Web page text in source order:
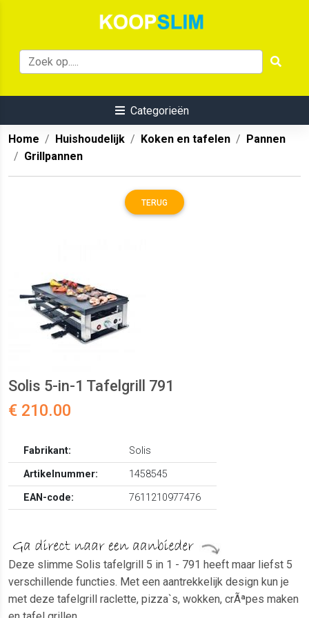
Categorieën
Home Huishoudelijk Koken en tafelen
Pannen
Grillpannen
TERUG
Solis 5-in-1 Tafelgrill 791
€ 210.00
Fabrikant:
Solis
Artikelnummer:
1458545
EAN-code:
7611210977476
Deze slimme Solis tafelgrill 5 in 1 - 791 heeft maar liefst 5
verschillende functies. Met een aantrekkelijk design kun je
met deze tafelgrill raclette, pizza`s, wokken, crÃªpes maken